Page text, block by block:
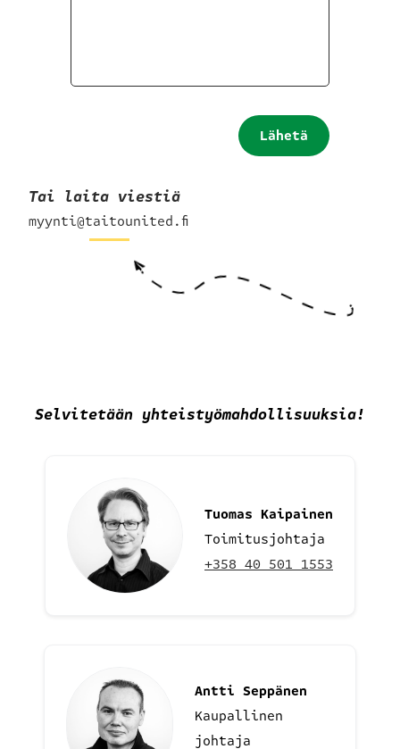
Lähetä
hakemus
Tai laita viestiä
myynti@taitounited.fi
Selvitetään yhteistyömahdollisuuksia!
Tuomas Kaipainen
Toimitusjohtaja
+358 40 501 1553
Antti Seppänen
Kaupallinen
johtaja